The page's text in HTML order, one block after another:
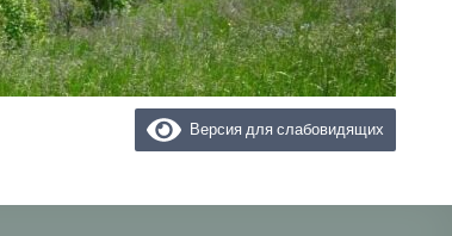
Версия для слабовидящих